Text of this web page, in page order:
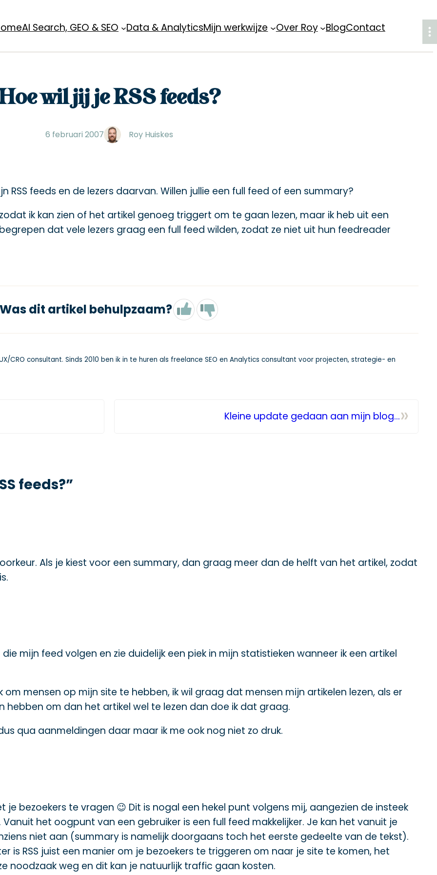
AI Search, GEO & SEO Data & AnalyticsMijn werkwijze Over Roy BlogContact
wil jij je RSS feeds?
6 februari 2007 Roy Huiskes
feeds en de lezers daarvan. Willen jullie een full feed of een summary?
ik kan zien of het artikel genoeg triggert om te gaan lezen, maar ik heb uit een
dat vele lezers graag een full feed wilden, zodat ze niet uit hun feedreader
Was dit artikel behulpzaam?
CRO consultant. Sinds 2010 ben ik in te huren als freelance SEO en Analytics consultant voor projecten, strategie- en
»
Kleine update gedaan aan mijn blog…
feeds?”
Als je kiest voor een summary, dan graag meer dan de helft van het artikel, zodat
die mijn feed volgen en zie duidelijk een piek in mijn statistieken wanneer ik een artikel
mensen op mijn site te hebben, ik wil graag dat mensen mijn artikelen lezen, als er
hebben om dan het artikel wel te lezen dan doe ik dat graag.
qua aanmeldingen daar maar ik me ook nog niet zo druk.
bezoekers te vragen 😉 Dit is nogal een hekel punt volgens mij, aangezien de insteek
het oogpunt van een gebruiker is een full feed makkelijker. Je kan het vanuit je
niet aan (summary is namelijk doorgaans toch het eerste gedeelte van de tekst).
is RSS juist een manier om je bezoekers te triggeren om naar je site te komen, het
noodzaak weg en dit kan je natuurlijk traffic gaan kosten.